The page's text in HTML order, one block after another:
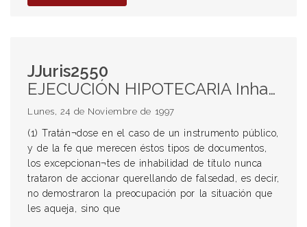
JJuris2550
EJECUCIÓN HIPOTECARIA Inhabilidad de título (1) Valor probatorio de la escritura Interés pactado (2) Tasa excesiva Tasa de interés (3) Deuda en dólares EXCEPCIÓN DE INHABILIDAD DE TÍTULO Ejecución hipotecaria (1) Falta de compulsa de la escritura INTERESES Ejecución hipotecaria (2) (3) Tasa de interés pactada excesiva
Lunes, 24 de Noviembre de 1997
(1) Tratán¬dose en el caso de un instrumento público,
y de la fe que merecen éstos tipos de documentos,
los excepcionan¬tes de inhabilidad de título nunca
trataron de accionar querellando de falsedad, es decir,
no demostraron la preocupación por la situación que
les aqueja, sino que